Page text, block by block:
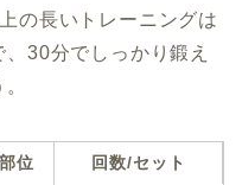
の長いトレーニングは
30分でしっかり鍛え
位 回数/セット